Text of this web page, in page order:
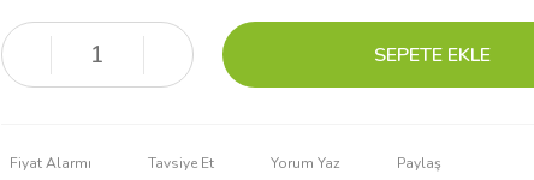
SEPETE EKLE
Fiyat Alarmı Tavsiye Et Yorum Yaz Paylaş